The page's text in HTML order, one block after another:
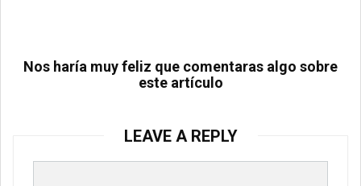
Nos haría muy feliz que comentaras algo sobre
este artículo
LEAVE A REPLY